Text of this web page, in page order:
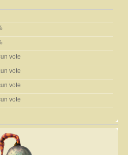
vote
vote
vote
vote